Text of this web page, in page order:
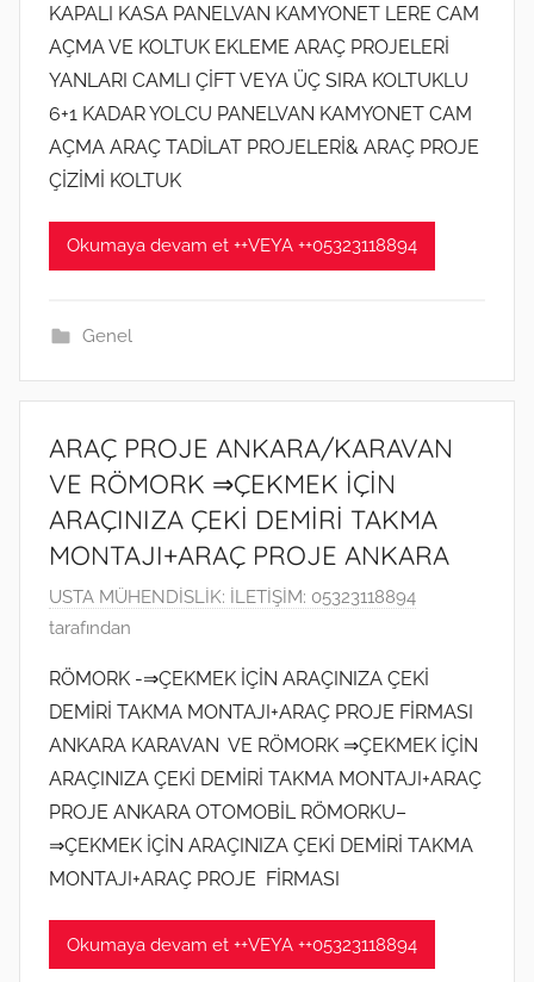
e
r
i
l
m
i
a
r
t
2
0
2
a
i
i
d
e
g
ö
d
r
i
l
m
i
KAPALI KASA PANELVAN KAMYONET LERE CAM
AÇMA VE KOLTUK EKLEME ARAÇ PROJELERİ
YANLARI CAMLI ÇİFT VEYA ÜÇ SIRA KOLTUKLU
6+1 KADAR YOLCU PANELVAN KAMYONET CAM
AÇMA ARAÇ TADİLAT PROJELERİ& ARAÇ PROJE
ÇİZİMİ KOLTUK
Okumaya devam et ++VEYA ++05323118894
Genel
ARAÇ PROJE ANKARA/KARAVAN
VE RÖMORK ⇒ÇEKMEK İÇİN
ARAÇINIZA ÇEKİ DEMİRİ TAKMA
MONTAJI+ARAÇ PROJE ANKARA
1
7
a
r
t
2
0
2
0
r
USTA MÜHENDİSLİK: İLETİŞİM: 05323118894
tarafından
RÖMORK -⇒ÇEKMEK İÇİN ARAÇINIZA ÇEKİ
DEMİRİ TAKMA MONTAJI+ARAÇ PROJE FİRMASI
ANKARA KARAVAN VE RÖMORK ⇒ÇEKMEK İÇİN
ARAÇINIZA ÇEKİ DEMİRİ TAKMA MONTAJI+ARAÇ
PROJE ANKARA OTOMOBİL RÖMORKU–
⇒ÇEKMEK İÇİN ARAÇINIZA ÇEKİ DEMİRİ TAKMA
MONTAJI+ARAÇ PROJE FİRMASI
Okumaya devam et ++VEYA ++05323118894